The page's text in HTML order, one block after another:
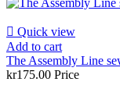
 Quick view
Add to cart
The Assembly Line
kr175.00 Price